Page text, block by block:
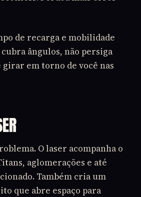
de recarga e mobilidade
ângulos, não persiga
em torno de você nas
O laser acompanha o
aglomerações e até
Também cria um
que abre espaço para